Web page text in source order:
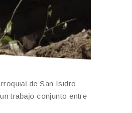
de San Isidro
trabajo conjunto entre